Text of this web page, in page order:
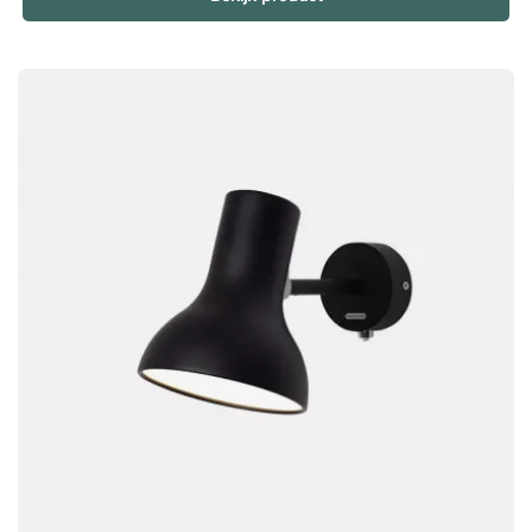
& Tjäder. Hij studeerde aan Konstfack en KTH in Stockholm,
creëren en de ruimte discreet maar doeltreffend te verlichten.
Draaibare en kantelbare kap. Details in messing. Vaste
montage of met textielsnoer van 2,5 m (stekker).